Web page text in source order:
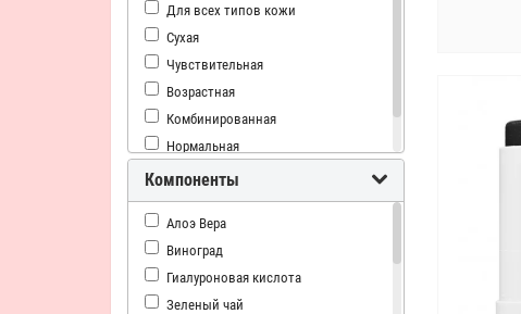
Матирование
Сужение пор
Для всех типов кожи
Сухая
Чувствительная
Возрастная
Комбинированная
Нормальная
Проблемная
Компоненты
Алоэ Вера
Виноград
Гиалуроновая кислота
Зеленый чай